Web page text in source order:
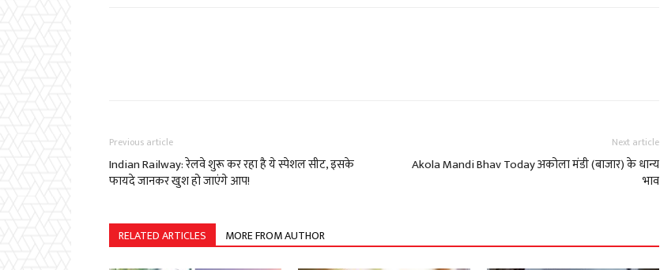
Previous article
Indian Railway: रेलवे शुरू कर रहा है ये स्पेशल सीट, इसके
फायदे जानकर खुश हो जाएंगे आप!
Next article
Akola Mandi Bhav Today अकोला मंडी (बाजार) के धान्य
भाव
RELATED ARTICLES MORE FROM AUTHOR